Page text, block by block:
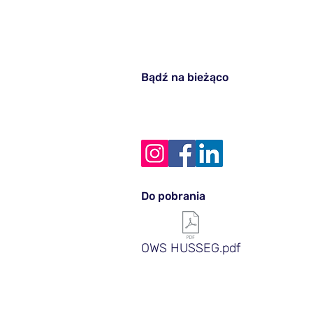
Bądź na bieżąco
Do pobrania
OWS HUSSEG.pdf